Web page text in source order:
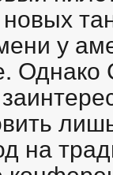
у
на